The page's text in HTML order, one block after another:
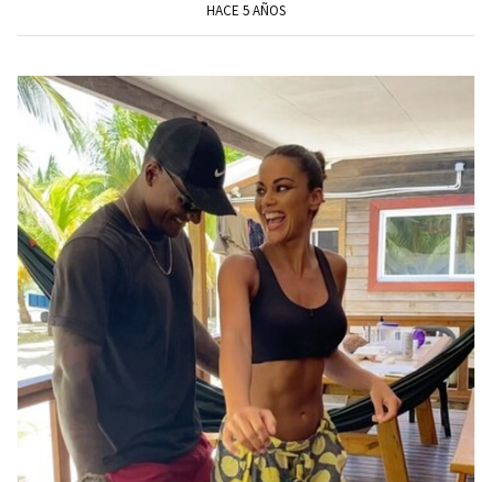
HACE 5 AÑOS